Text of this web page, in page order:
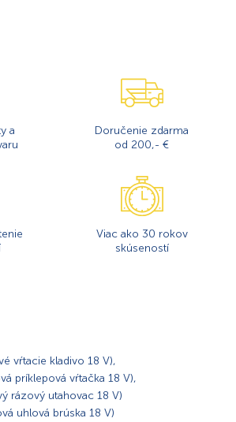
a
Doručenie zdarma
od 200,- €
Viac ako 30 rokov
skúseností
vŕtacie kladivo 18 V),
príklepová vŕtačka 18 V),
rázový utahovac 18 V)
uhlová brúska 18 V)